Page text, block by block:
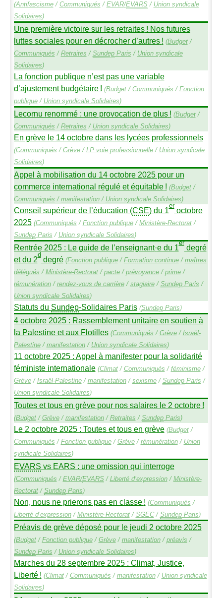
(Antifascisme/ Communiqués / EVAR/EVARS/ Union syndicale
Solidaires)
Une première victoire sur les retraites ! Nos futures
luttes sociales pour en décrocher d’autres ! (Budget/
Communiqués / Retraites / SundepParis / Union syndicale
Solidaires)
La fonction publique n’est pas une variable
d’ajustement budgétaire ! (Budget/ Communiqués / Fonction
publique/ Union syndicale Solidaires)
Lecornu renommé : une provocation de plus ! (Budget/
Communiqués / Retraites / Union syndicale Solidaires)
En grève le 14 octobre dans les lycées professionnels
(Communiqués / Grève/ LPvoie professionnelle/ Union syndicale
Solidaires)
Appel à mobilisation du 14 octobre 2025 pour un
commerce international régulé et équitable ! (Budget/
Communiqués / manifestation/ Union syndicale Solidaires)
Conseil supérieur de l’éducation (CSE) du 1eroctobre
2025 (Communiqués / Fonction publique/ Ministère-Rectorat/
SundepParis / Union syndicale Solidaires)
Rentrée 2025 : Le guide de l’enseignant·e du 1erdegré
et du 2ddegré (Fonction publique/ Formation continue/ maîtres
délégués / Ministère-Rectorat/ pacte/ prévoyance/ prime/
rémunération/ rendez-vous de carrière/ stagiaire/ SundepParis /
Union syndicale Solidaires)
Statuts du Sundep-Solidaires Paris (SundepParis)
4 octobre 2025 : Rassemblement unitaire en soutien à
la Palestine et aux Flotilles (Communiqués / Grève/ Israël-
Palestine/ manifestation/ Union syndicale Solidaires)
11 octobre 2025 : Appel à manifester pour la solidarité
féministe internationale (Climat/ Communiqués / féminisme/
Grève/ Israël-Palestine/ manifestation/ sexisme/ SundepParis /
Union syndicale Solidaires)
Toutes et tous en grève pour nos salaires le 2 octobre !
(Budget/ Grève/ manifestation/ Retraites / SundepParis)
Le 2 octobre 2025 : Toutes et tous en grève (Budget/
Communiqués / Fonction publique/ Grève/ rémunération/ Union
syndicale Solidaires)
EVARS vs EARS : une omission qui interroge
(Communiqués / EVAR/EVARS/ Liberté d’expression/ Ministère-
Rectorat/ SundepParis)
Non, nous ne prierons pas en classe ! (Communiqués /
Liberté d’expression/ Ministère-Rectorat/ SGEC/ SundepParis)
Préavis de grève déposé pour le jeudi 2 octobre 2025
(Budget/ Fonction publique/ Grève/ manifestation/ préavis /
SundepParis / Union syndicale Solidaires)
Marches du 28 septembre 2025 : Climat, Justice,
Liberté ! (Climat/ Communiqués / manifestation/ Union syndicale
Solidaires)